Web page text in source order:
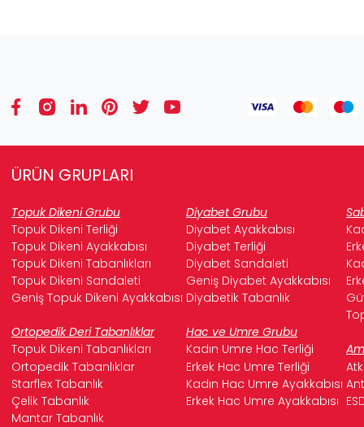
ÜRÜN GRUPLARI
Topuk Dikeni Grubu Diyabet Grubu
Topuk Dikeni Terliği
Diyabet Ayakkabısı
Topuk Dikeni Ayakkabısı
Diyabet Terliği
Topuk Dikeni Tabanlıkları
Diyabet Sandaleti
Topuk Dikeni Sandaleti
Geniş Diyabet Ayakkabısı
Geniş Topuk Dikeni Ayakkabısı Diyabetik Tabanlık
Ortopedik Deri Tabanlıklar
Hac ve Umre Grubu
Topuk Dikeni Tabanlıkları
Kadın Umre Hac Terliği
Ortopedik Tabanlıklar
Erkek Hac Umre Terliği
Starflex Tabanlık
Kadın Hac Umre Ayakkabısı
Çelik Tabanlık
Erkek Hac Umre Ayakkabısı
Mantar Tabanlık